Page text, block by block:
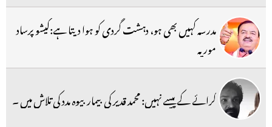
مدرسہ کہیں بھی ہو، دہشت گردی کو ہوا دیتا ہے:کیشو پرساد
موریہ
کرائے کے پیسے نہیں: محمد قدیر کی بیمار بیوہ مدد کی تلاش میں ۔